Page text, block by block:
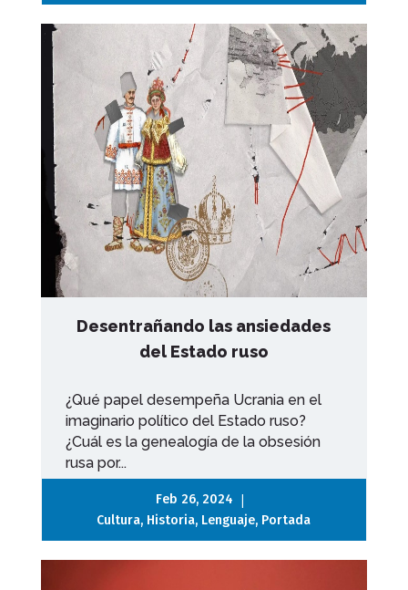
Desentrañando las ansiedades
del Estado ruso
¿Qué papel desempeña Ucrania en el
imaginario político del Estado ruso?
¿Cuál es la genealogía de la obsesión
rusa por...
Feb 26, 2024 |
Cultura, Historia, Lenguaje, Portada